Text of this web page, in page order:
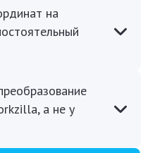
на
а не у